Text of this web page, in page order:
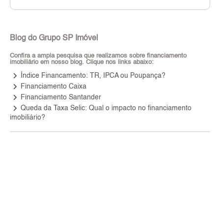
Blog do Grupo SP Imóvel
Confira a ampla pesquisa que realizamos sobre financiamento
imobiliário em nosso blog. Clique nos links abaixo:
keyboard_arrow_right Índice Financamento: TR, IPCA ou Poupança?
keyboard_arrow_right Financiamento Caixa
keyboard_arrow_right Financiamento Santander
keyboard_arrow_right Queda da Taxa Selic: Qual o impacto no financiamento
imobiliário?